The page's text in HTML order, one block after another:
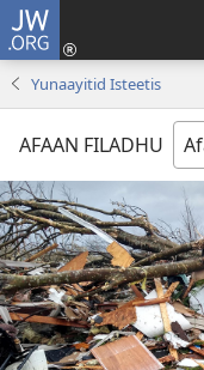
JW.ORG
Yunaayitid Isteetis
AFAAN FILADHU